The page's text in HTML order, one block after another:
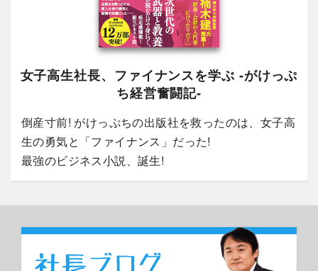
女子高生社長、ファイナンスを学ぶ -がけっぷ
ち経営奮闘記-
倒産寸前! がけっぷちの出版社を救ったのは、女子高
生の勇気と「ファイナンス」だった!
最強のビジネス小説、誕生!